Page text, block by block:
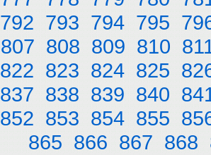
792 793 794 795
807 808 809 810
822 823 824 825
837 838 839 840
852 853 854 855
865 866 867 868